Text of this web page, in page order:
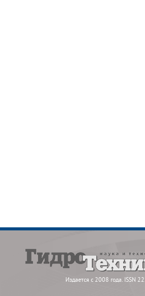
Издается с 2008 года. ISSN